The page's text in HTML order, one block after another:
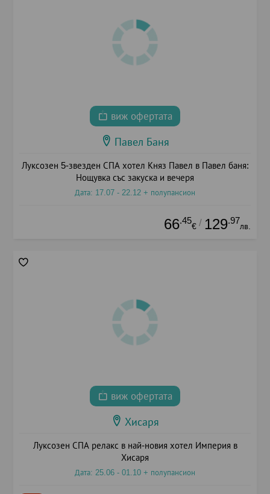
виж офертата
Павел Баня
Луксозен 5-звезден СПА хотел Княз Павел в Павел баня:
Нощувка със закуска и вечеря
Дата: 17.07 - 22.12 + полупансион
66.45
€ / 129.97
лв.
виж офертата
Хисаря
Луксозен СПА релакс в най-новия хотел Империя в
Хисаря
Дата: 25.06 - 01.10 + полупансион